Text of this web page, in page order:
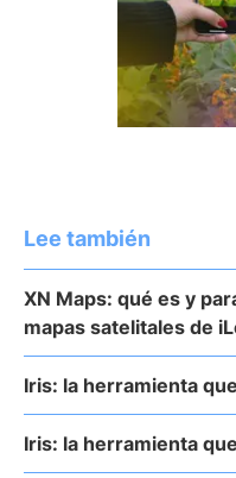
Lee también
XN Maps: qué es y
mapas satelitales de
Iris: la herramienta
Iris: la herramienta